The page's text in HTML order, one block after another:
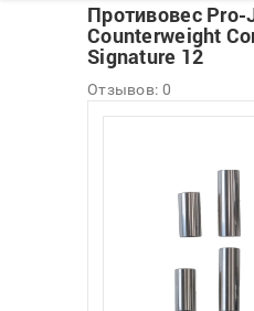
Противовес Pro-
Counterweight
Signature 12
Отзывов: 0